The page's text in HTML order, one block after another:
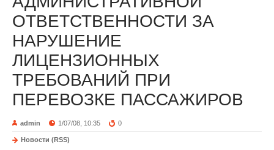
ОТВЕТСТВЕННОСТИ ЗА
НАРУШЕНИЕ
ЛИЦЕНЗИОННЫХ
ТРЕБОВАНИЙ ПРИ
ПЕРЕВОЗКЕ ПАССАЖИРОВ
admin 1/07/08, 10:35 0
Новости (RSS)